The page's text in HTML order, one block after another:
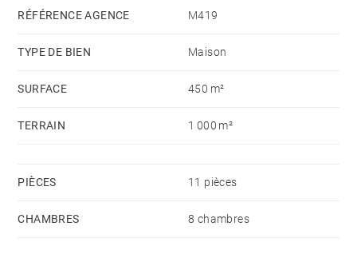
RÉFÉRENCE AGENCE M419
TYPE DE BIEN Maison
SURFACE 450 m²
TERRAIN 1 000 m²
PIÈCES 11 pièces
CHAMBRES 8 chambres